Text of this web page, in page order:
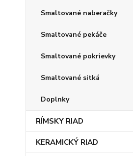
Smaltované naberačky
Smaltované pekáče
Smaltované pokrievky
Smaltované sitká
Doplnky
RÍMSKY RIAD
KERAMICKÝ RIAD